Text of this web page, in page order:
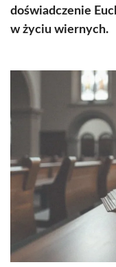
doświadczenie
w życiu wiernych.